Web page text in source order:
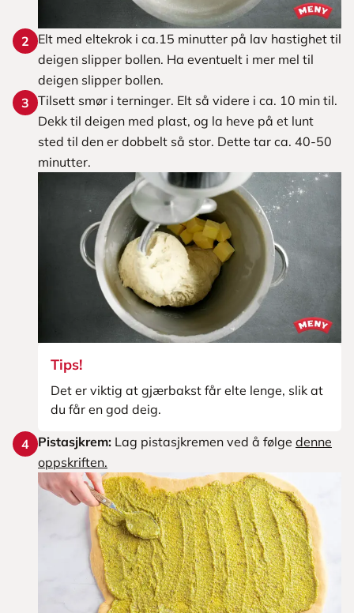
2
Elt med eltekrok i ca.15 minutter på lav hastighet til
deigen slipper bollen. Ha eventuelt i mer mel til
deigen slipper bollen.
3 Tilsett smør i terninger. Elt så videre i ca. 10 min til.
Dekk til deigen med plast, og la heve på et lunt
sted til den er dobbelt så stor. Dette tar ca. 40-50
minutter.
Tips!
Det er viktig at gjærbakst får elte lenge, slik at
du får en god deig.
4 Pistasjkrem: Lag pistasjkremen ved å følge denne
oppskriften.